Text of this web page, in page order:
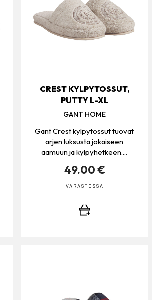
CREST KYLPYTOSSUT,
PUTTY L-XL
GANT HOME
Gant Crest kylpytossut tuovat
arjen luksusta jokaiseen
aamuun ja kylpyhetkeen....
49.00 €
VARASTOSSA